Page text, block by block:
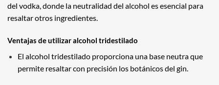
del vodka, donde la neutralidad del alcohol es esencial para
resaltar otros ingredientes.
Ventajas de utilizar alcohol tridestilado
El alcohol tridestilado proporciona una base neutra que
permite resaltar con precisión los botánicos del gin.